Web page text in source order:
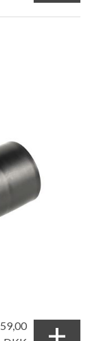
59,00